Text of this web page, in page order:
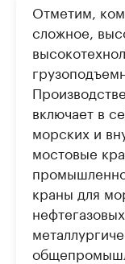
Отметим,
сложное,
включает в
морских и
мостовые
краны для